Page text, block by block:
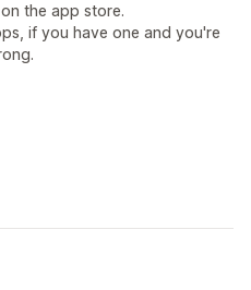
the app store.
if you have one and you're